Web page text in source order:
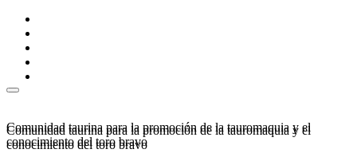
Comunidad taurina para la promoción de la tauromaquia y el
conocimiento del toro bravo
Comunidad taurina para la promoción de la tauromaquia y el
conocimiento del toro bravo